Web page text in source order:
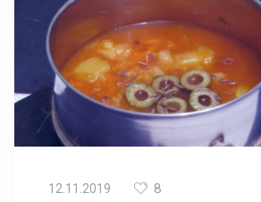
12.11.2019 8